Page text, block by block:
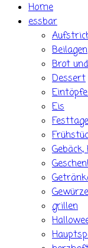
Home
essbar
Beilagen
Brot
Dessert
Eis
Festtage
grillen